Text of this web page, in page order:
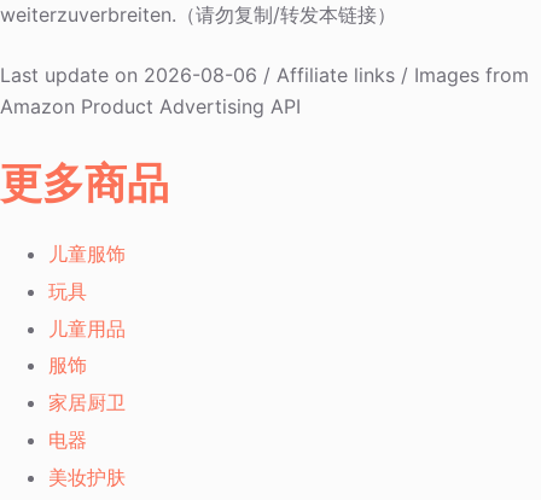
weiterzuverbreiten.（请勿复制/转发本链接）
Last update on 2026-08-06 / Affiliate links / Images from
Amazon Product Advertising API
更多商品
儿童服饰
玩具
儿童用品
服饰
家居厨卫
电器
美妆护肤